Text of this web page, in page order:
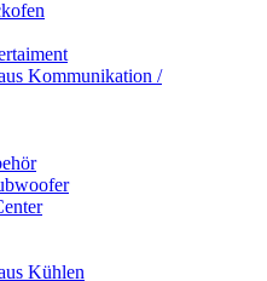
Kommunikation /
Kühlen